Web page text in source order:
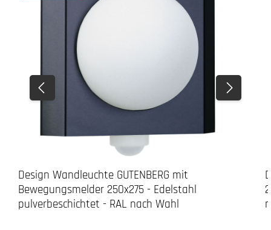
Design Wandleuchte GUTENBERG mit
Bewegungsmelder 250x275 - Edelstahl
pulverbeschichtet - RAL nach Wahl